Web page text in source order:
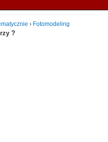
› Fotomodeling
?